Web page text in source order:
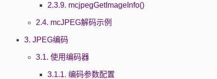
2.3.9. mcjpegGetImageInfo()
2.4. mcJPEG解码示例
3. JPEG编码
3.1. 使用编码器
3.1.1. 编码参数配置